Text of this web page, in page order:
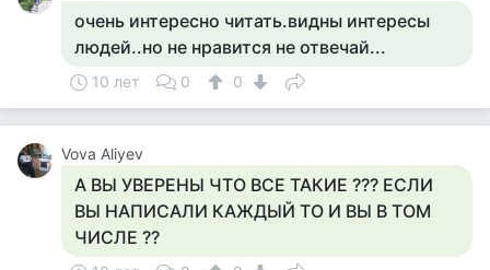
очень интересно читать.видны интересы
людей..но не нравится не отвечай...
10 лет 0 0
Vova Aliyev
А ВЫ УВЕРЕНЫ ЧТО ВСЕ ТАКИЕ ??? ЕСЛИ
ВЫ НАПИСАЛИ КАЖДЫЙ ТО И ВЫ В ТОМ
ЧИСЛЕ ??